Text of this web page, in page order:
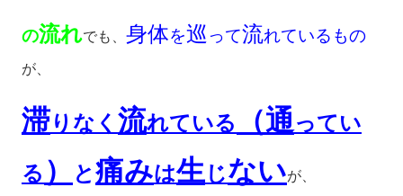
の流れでも、 身体を巡 って流れているもの
が、
滞りなく 流れている （通 ってい
る ） と痛みは生じないが、